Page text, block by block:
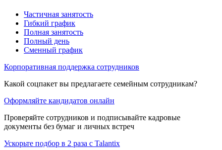
Частичная занятость
Гибкий график
Полная занятость
Полный день
Сменный график
Корпоративная поддержка сотрудников
Какой соцпакет вы предлагаете семейным сотрудникам?
Оформляйте кандидатов онлайн
Проверяйте сотрудников и подписывайте кадровые
документы без бумаг и личных встреч
Ускорьте подбор в 2 раза с Talantix